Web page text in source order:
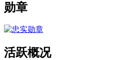
勋章
活跃概况